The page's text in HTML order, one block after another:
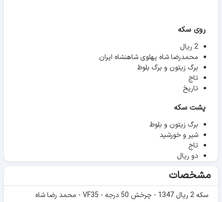
روی سکه
2 ریال
محمدرضا شاه پهلوی شاهنشاه ایران
برگ زیتون و برگ بلوط
تاج
تاریخ
پشت سکه
برگ زیتون و بلوط
شیر و خورشید
تاج
دو ریال
مشخصات
سکه 2 ریال 1347 - چرخش 50 درجه - VF35 - محمد رضا شاه